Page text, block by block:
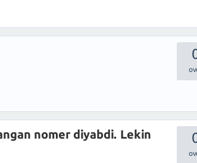
nomer diyabdi. Lekin